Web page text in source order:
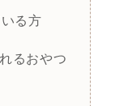
る方
るおやつ